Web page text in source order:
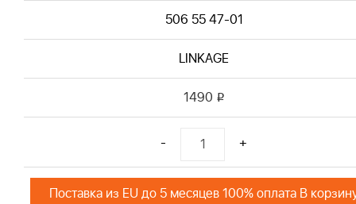
506 55 47-01
LINKAGE
1490 i
- +
Поставка из EU до 5 месяцев 100% оплата В